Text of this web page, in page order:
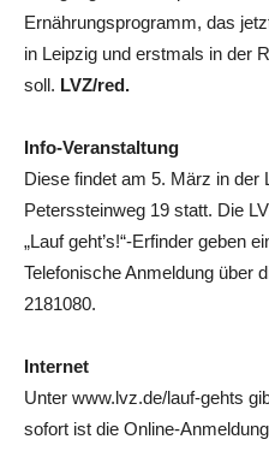
Ernährungsprogramm, das
in Leipzig und erstmals in der
soll. LVZ/red.
Info-Veranstaltung
Diese findet am 5. März in der
Peterssteinweg 19 statt. Die
„Lauf geht’s!“-Erfinder geben
Telefonische Anmeldung über
2181080.
Internet
Unter www.lvz.de/lauf-gehts
sofort ist die Online-